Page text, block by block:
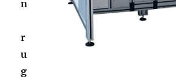
n
r
u
g